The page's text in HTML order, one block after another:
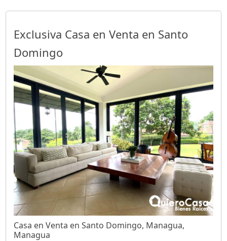
Exclusiva Casa en Venta en Santo
Domingo
Casa en Venta en Santo Domingo, Managua,
Managua